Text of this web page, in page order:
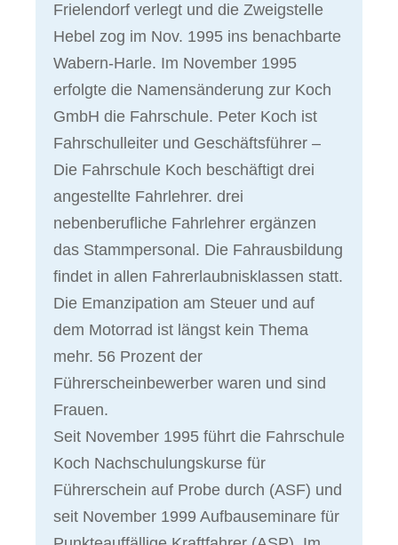
Frielendorf verlegt und die Zweigstelle
Hebel zog im Nov. 1995 ins benachbarte
Wabern-Harle. Im November 1995
erfolgte die Namensänderung zur Koch
GmbH die Fahrschule. Peter Koch ist
Fahrschulleiter und Geschäftsführer –
Die Fahrschule Koch beschäftigt drei
angestellte Fahrlehrer. drei
nebenberufliche Fahrlehrer ergänzen
das Stammpersonal. Die Fahrausbildung
findet in allen Fahrerlaubnisklassen statt.
Die Emanzipation am Steuer und auf
dem Motorrad ist längst kein Thema
mehr. 56 Prozent der
Führerscheinbewerber waren und sind
Frauen.
Seit November 1995 führt die Fahrschule
Koch Nachschulungskurse für
Führerschein auf Probe durch (ASF) und
seit November 1999 Aufbauseminare für